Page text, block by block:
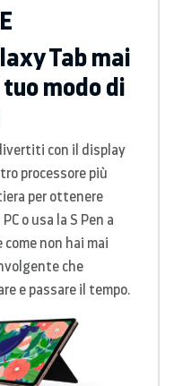
Tab mai
modo di
con il display
processore più
per ottenere
o usa la S Pen a
non hai mai
che
e passare il tempo.